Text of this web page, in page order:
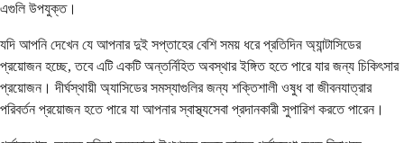
এগুলি উপযুক্ত।
যদি আপনি দেখেন যে আপনার দুই সপ্তাহের বেশি সময় ধরে প্রতিদিন অ্যান্টাসিডের
প্রয়োজন হচ্ছে, তবে এটি একটি অন্তর্নিহিত অবস্থার ইঙ্গিত হতে পারে যার জন্য চিকিৎসার
প্রয়োজন। দীর্ঘস্থায়ী অ্যাসিডের সমস্যাগুলির জন্য শক্তিশালী ওষুধ বা জীবনযাত্রার
পরিবর্তন প্রয়োজন হতে পারে যা আপনার স্বাস্থ্যসেবা প্রদানকারী সুপারিশ করতে পারেন।